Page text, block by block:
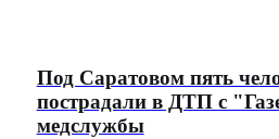
Под Саратовом пять
пострадали в ДТП с
медслужбы